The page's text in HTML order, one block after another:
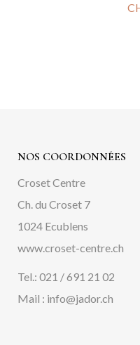
NOS COORDONNÉES
Croset Centre
Ch. du Croset 7
1024 Ecublens
www.croset-centre.ch
Tel.: 021 / 691 21 02
Mail : info@jador.ch